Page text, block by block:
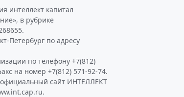
интеллект капитал
в рубрике
Петербург по адресу
по телефону +7(812)
на номер +7(812) 571-92-74.
сайт ИНТЕЛЛЕКТ